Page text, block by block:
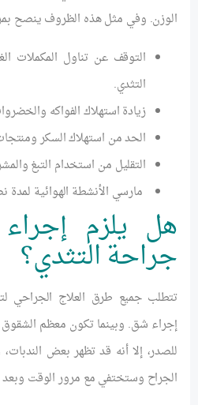
الوزن. وفي مثل هذه الظروف ينصح
التوقف عن تناول المكملات
التثدي.
زيادة استهلاك الفواكه
الحد من استهلاك السكر ومنتجات
التقليل من استخدام التبغ
مارسي الأنشطة الهوائية لمدة
هل يلزم
جراحة التثدي؟
تتطلب جميع طرق العلاج الجراحي
إجراء شق. وبينما تكون معظم الشقوق
للصدر، إلا أنه قد تظهر بعض الندبات،
الجراح وستختفي مع مرور الوقت وبعد